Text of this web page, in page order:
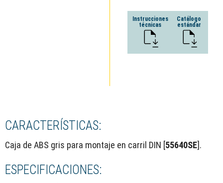
Instrucciones
técnicas
Catálogo
estándar
CARACTERÍSTICAS:
Caja de ABS gris para montaje en carril DIN [55640SE].
ESPECIFICACIONES: